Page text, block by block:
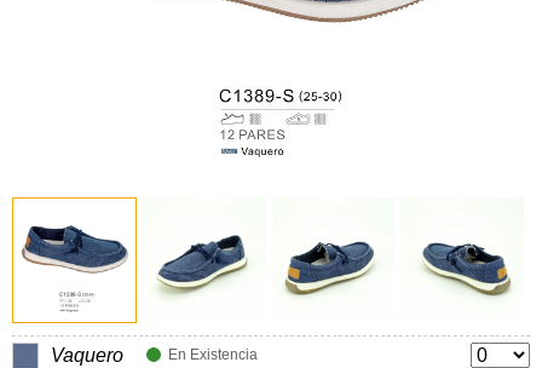
Vaquero En Existencia